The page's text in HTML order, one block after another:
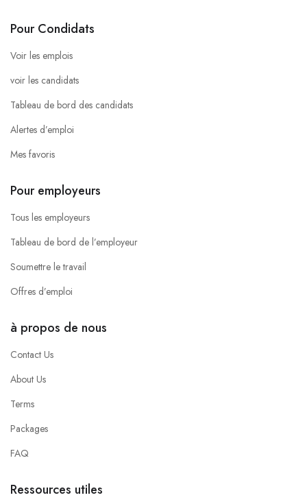
Pour Condidats
Voir les emplois
voir les candidats
Tableau de bord des candidats
Alertes d’emploi
Mes favoris
Pour employeurs
Tous les employeurs
Tableau de bord de l’employeur
Soumettre le travail
Offres d’emploi
à propos de nous
Contact Us
About Us
Terms
Packages
FAQ
Ressources utiles